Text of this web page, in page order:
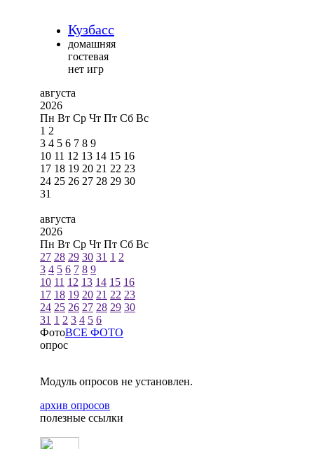
Кузбасс
домашняя
гостевая
нет игр
августа
2026
Пн Вт Ср Чт Пт Сб Вс
1 2
3 4 5 6 7 8 9
10 11 12 13 14 15 16
17 18 19 20 21 22 23
24 25 26 27 28 29 30
31
августа
2026
Пн Вт Ср Чт Пт Сб Вс
27 28 29 30 31 1 2
3 4 5 6 7 8 9
10 11 12 13 14 15 16
17 18 19 20 21 22 23
24 25 26 27 28 29 30
31 1 2 3 4 5 6
ФотоВСЕ ФОТО
опрос
Модуль опросов не установлен.
архив опросов
полезные ссылки